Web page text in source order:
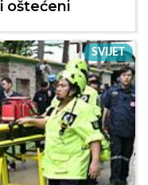
oštećeni
SVIJET